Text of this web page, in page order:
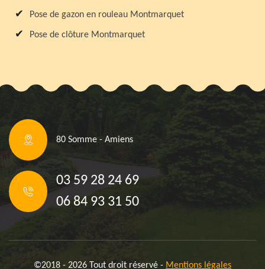
Pose de gazon en rouleau Montmarquet
Pose de clôture Montmarquet
80 Somme - Amiens
03 59 28 24 69
06 84 93 31 50
©2018 - 2026 Tout droit réservé - Mentions légales